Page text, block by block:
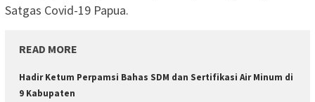
Satgas Covid-19 Papua.
READ MORE
Hadir Ketum Perpamsi Bahas SDM dan Sertifikasi Air Minum di
9 Kabupaten